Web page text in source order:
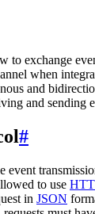
to exchange
when
and
and sending
#
event
to use
in JSON